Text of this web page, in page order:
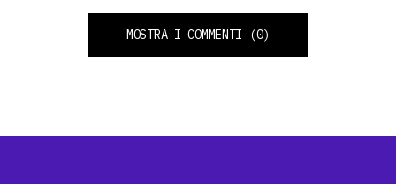
MOSTRA I COMMENTI (0)